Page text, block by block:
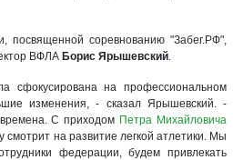
посвященной соревнованию "Забег.РФ",
ВФЛА Борис Ярышевский.
сфокусирована на профессиональном
изменения, - сказал Ярышевский. -
С приходом Петра Михайловича
смотрит на развитие легкой атлетики. Мы
федерации, будем привлекать